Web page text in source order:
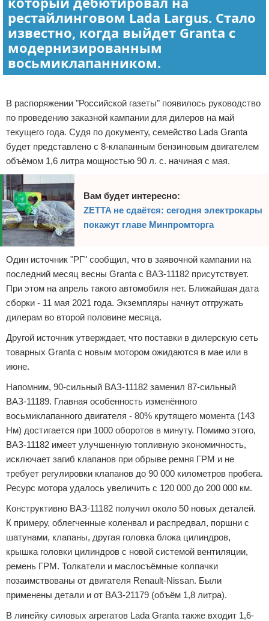
рестайлинговом Lada Largus. Стало
известно, когда выйдет Granta с
модернизированным
восьмиклапанником.
В распоряжении "Российской газеты" появилось руководство
по проведению заказной кампании для дилеров на май
текущего года. Судя по документу, семейство Lada Granta
будет представлено с 8-клапанным бензиновым двигателем
объёмом 1,6 литра мощностью 90 л. с. начиная с мая.
Вам будет интересно:
ZETTA не сдаётся: сегодня электрокары
покажут главе Минпромторга
Один источник "РГ" сообщил, что в заявочной кампании на
последний месяц весны Granta с ВАЗ-11182 присутствует.
При этом на апрель такого автомобиля нет. Ближайшая дата
сборки - 11 мая 2021 года. Экземпляры начнут отгружать
дилерам во второй половине месяца.
Другой источник утверждает, что поставки в дилерскую сеть
товарных Granta с новым мотором ожидаются в мае или в
июне.
Напомним, 90-сильный ВАЗ-11182 заменил 87-сильный
ВАЗ-11189. Главная особенность изменённого
восьмиклапанного двигателя - 80% крутящего момента (143
Нм) достигается при 1000 оборотов в минуту. Помимо этого,
ВАЗ-11182 имеет улучшенную топливную экономичность,
исключает загиб клапанов при обрыве ремня ГРМ и не
требует регулировки клапанов до 90 000 километров пробега.
Ресурс мотора удалось увеличить с 120 000 до 200 000 км.
Конструктивно ВАЗ-11182 получил около 50 новых деталей.
К примеру, облегченные коленвал и распредвал, поршни с
шатунами, клапаны, другая головка блока цилиндров,
крышка головки цилиндров с новой системой вентиляции,
ремень ГРМ. Толкатели и маслосъёмные колпачки
позаимствованы от двигателя Renault-Nissan. Были
применены детали и от ВАЗ-21179 (объём 1,8 литра).
В линейку силовых агрегатов Lada Granta также входит 1,6-